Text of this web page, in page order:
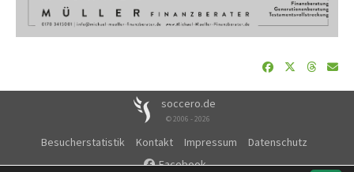
soccero.de
© 2006 - 2026
Besucherstatistik Kontakt Impressum
Datenschutz
Facebook